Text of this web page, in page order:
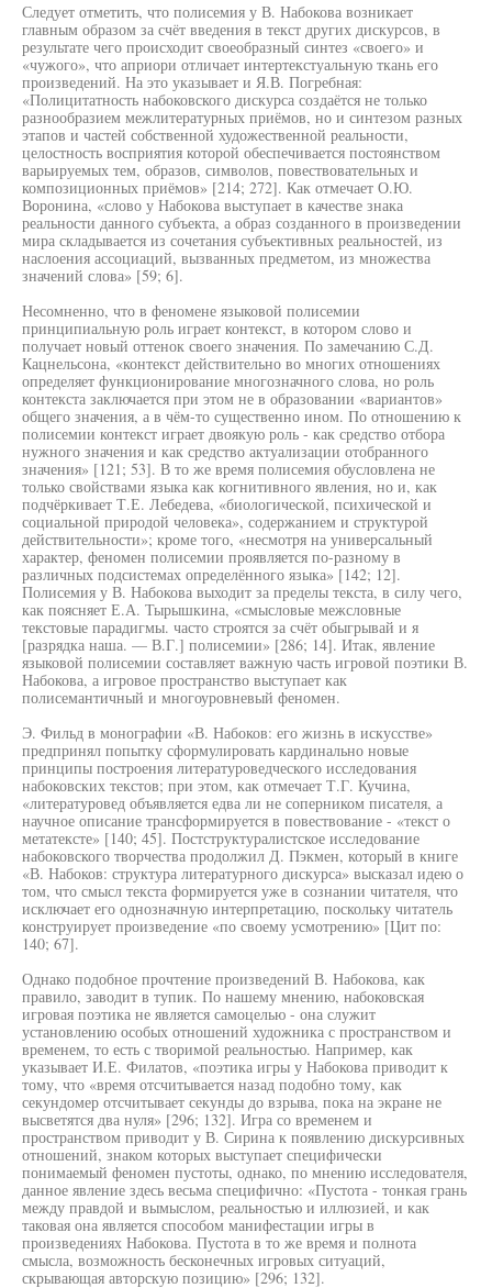
Следует отметить, что полисемия у В. Набокова возникает
главным образом за счёт введения в текст других дискурсов, в
результате чего происходит своеобразный синтез «своего» и
«чужого», что априори отличает интертекстуальную ткань его
произведений. На это указывает и Я.В. Погребная:
«Полицитатность набоковского дискурса создаётся не только
разнообразием межлитературных приёмов, но и синтезом разных
этапов и частей собственной художественной реальности,
целостность восприятия которой обеспечивается постоянством
варьируемых тем, образов, символов, повествовательных и
композиционных приёмов» [214; 272]. Как отмечает О.Ю.
Воронина, «слово у Набокова выступает в качестве знака
реальности данного субъекта, а образ созданного в произведении
мира складывается из сочетания субъективных реальностей, из
наслоения ассоциаций, вызванных предметом, из множества
значений слова» [59; 6].
Несомненно, что в феномене языковой полисемии
принципиальную роль играет контекст, в котором слово и
получает новый оттенок своего значения. По замечанию С.Д.
Кацнельсона, «контекст действительно во многих отношениях
определяет функционирование многозначного слова, но роль
контекста заключается при этом не в образовании «вариантов»
общего значения, а в чём-то существенно ином. По отношению к
полисемии контекст играет двоякую роль - как средство отбора
нужного значения и как средство актуализации отобранного
значения» [121; 53]. В то же время полисемия обусловлена не
только свойствами языка как когнитивного явления, но и, как
подчёркивает Т.Е. Лебедева, «биологической, психической и
социальной природой человека», содержанием и структурой
действительности»; кроме того, «несмотря на универсальный
характер, феномен полисемии проявляется по-разному в
различных подсистемах определённого языка» [142; 12].
Полисемия у В. Набокова выходит за пределы текста, в силу чего,
как поясняет Е.А. Тырышкина, «смысловые межсловные
текстовые парадигмы. часто строятся за счёт обыгрывай и я
[разрядка наша. — В.Г.] полисемии» [286; 14]. Итак, явление
языковой полисемии составляет важную часть игровой поэтики В.
Набокова, а игровое пространство выступает как
полисемантичный и многоуровневый феномен.
Э. Фильд в монографии «В. Набоков: его жизнь в искусстве»
предпринял попытку сформулировать кардинально новые
принципы построения литературоведческого исследования
набоковских текстов; при этом, как отмечает Т.Г. Кучина,
«литературовед объявляется едва ли не соперником писателя, а
научное описание трансформируется в повествование - «текст о
метатексте» [140; 45]. Постструктуралистское исследование
набоковского творчества продолжил Д. Пэкмен, который в книге
«В. Набоков: структура литературного дискурса» высказал идею о
том, что смысл текста формируется уже в сознании читателя, что
исключает его однозначную интерпретацию, поскольку читатель
конструирует произведение «по своему усмотрению» [Цит по:
140; 67].
Однако подобное прочтение произведений В. Набокова, как
правило, заводит в тупик. По нашему мнению, набоковская
игровая поэтика не является самоцелью - она служит
установлению особых отношений художника с пространством и
временем, то есть с творимой реальностью. Например, как
указывает И.Е. Филатов, «поэтика игры у Набокова приводит к
тому, что «время отсчитывается назад подобно тому, как
секундомер отсчитывает секунды до взрыва, пока на экране не
высветятся два нуля» [296; 132]. Игра со временем и
пространством приводит у В. Сирина к появлению дискурсивных
отношений, знаком которых выступает специфически
понимаемый феномен пустоты, однако, по мнению исследователя,
данное явление здесь весьма специфично: «Пустота - тонкая грань
между правдой и вымыслом, реальностью и иллюзией, и как
таковая она является способом манифестации игры в
произведениях Набокова. Пустота в то же время и полнота
смысла, возможность бесконечных игровых ситуаций,
скрывающая авторскую позицию» [296; 132].